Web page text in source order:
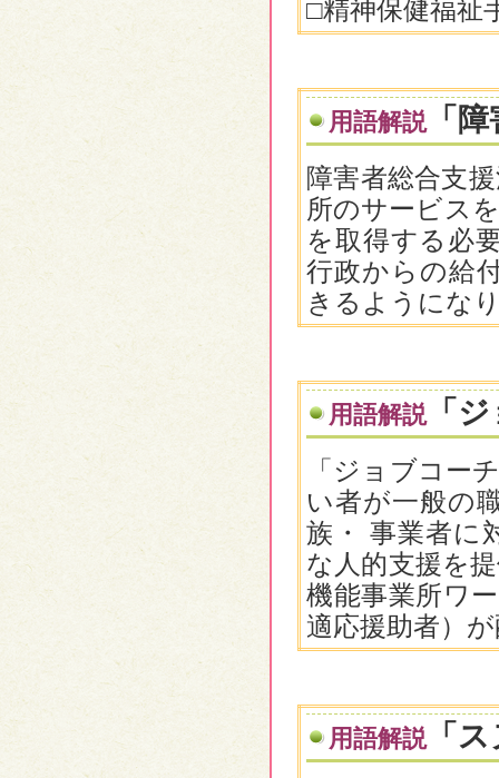
□精神保健福祉
用語解説「障
障害者総合支
所のサービス
を取得する必
行政からの給
きるようにな
用語解説「ジ
「ジョブコー
い者が一般の
族・ 事業者に
な人的支援を
機能事業所ワ
適応援助者）
用語解説「ス